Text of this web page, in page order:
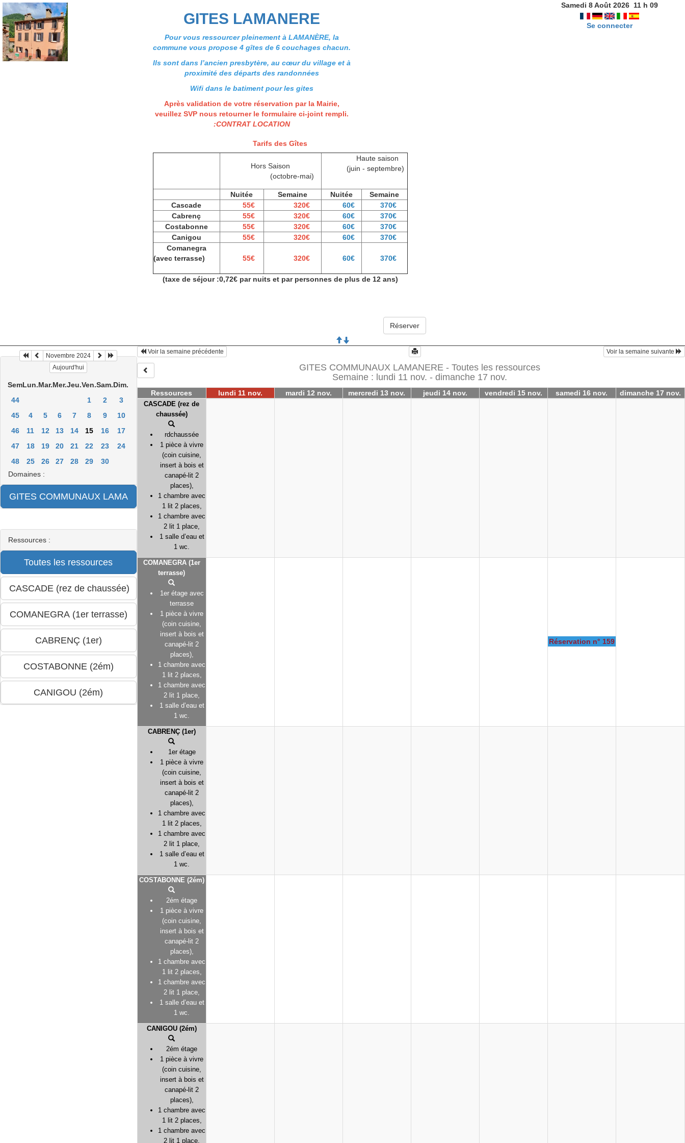
GITES LAMANERE
Pour vous ressourcer pleinement à LAMANÈRE, la
commune vous propose 4 gîtes de 6 couchages chacun.
Ils sont dans l’ancien presbytère, au cœur du village et à
proximité des départs des randonnées
Wifi dans le batiment pour les gites
Après validation de votre réservation par la Mairie,
veuillez SVP nous retourner le formulaire ci-joint rempli.
:CONTRAT LOCATION
Tarifs des Gîtes
Hors Saison
(octobre-mai)
Haute saison
(juin - septembre)
Nuitée Semaine Nuitée
Semaine
Cascade
55€ 320€ 60€
370€
Cabrenç
55€ 320€ 60€
370€
Costabonne
55€ 320€ 60€
370€
Canigou
55€ 320€ 60€
370€
Comanegra
(avec terrasse)
55€ 320€ 60€ 370€
(taxe de séjour :0,72€ par nuits et par personnes de plus de 12 ans)
Samedi 8 Août 2026 11 h09
Se connecter
Novembre 2024
Aujourd'hui
SemLun.Mar.Mer.Jeu.Ven.Sam.Dim.
44
1 2
3
45
4 5 6 7 8 9
10
46
11 12 13 14 15 16
17
47
18 19 20 21 22 23
24
48
25 26 27 28 29
30
Domaines :
Ressources :
Voir la semaine précédente Voir la semaine suivante
GITES COMMUNAUX LAMANERE - Toutes les ressources
Semaine : lundi 11 nov. - dimanche 17 nov.
Ressources lundi 11 nov. mardi 12 nov. mercredi 13 nov. jeudi 14 nov. vendredi 15 nov. samedi 16 nov. dimanche 17 nov.
CASCADE (rez de
chaussée)
rdchaussée
1 pièce à vivre
(coin cuisine,
insert à bois et
canapé-lit 2
places),
1 chambre avec
1 lit 2 places,
1 chambre avec
2 lit 1 place,
1 salle d’eau et
1 wc.
COMANEGRA (1er
terrasse)
1er étage avec
terrasse
1 pièce à vivre
(coin cuisine,
insert à bois et
canapé-lit 2
places),
1 chambre avec
1 lit 2 places,
1 chambre avec
2 lit 1 place,
1 salle d’eau et
1 wc.
Réservation n° 159
CABRENÇ (1er)
1er étage
1 pièce à vivre
(coin cuisine,
insert à bois et
canapé-lit 2
places),
1 chambre avec
1 lit 2 places,
1 chambre avec
2 lit 1 place,
1 salle d’eau et
1 wc.
COSTABONNE (2ém)
2ém étage
1 pièce à vivre
(coin cuisine,
insert à bois et
canapé-lit 2
places),
1 chambre avec
1 lit 2 places,
1 chambre avec
2 lit 1 place,
1 salle d’eau et
1 wc.
CANIGOU (2ém)
2ém étage
1 pièce à vivre
(coin cuisine,
insert à bois et
canapé-lit 2
places),
1 chambre avec
1 lit 2 places,
1 chambre avec
2 lit 1 place,